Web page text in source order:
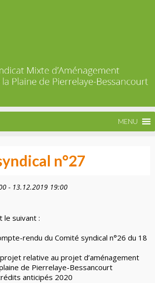
MENU
n°27
- 13.12.2019 19:00
le suivant :
rendu du Comité syndical n°26 du 18
relative au projet d’aménagement
de Pierrelaye-Bessancourt
anticipés 2020